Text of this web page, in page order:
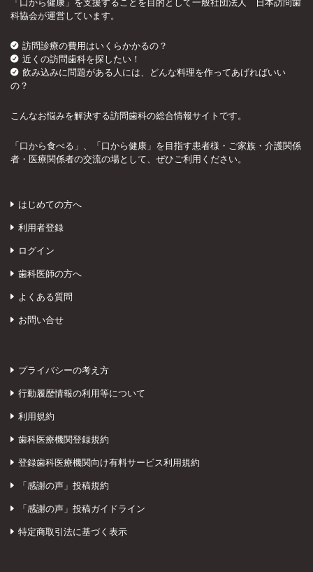
科協会が運営しています。
訪問診療の費用はいくらかかるの？
近くの訪問歯科を探したい！
飲み込みに問題がある人には、どんな料理を作ってあげればいい
の？
こんなお悩みを解決する訪問歯科の総合情報サイトです。
「口から食べる」、「口から健康」を目指す患者様・ご家族・介護関係
者・医療関係者の交流の場として、ぜひご利用ください。
はじめての方へ
利用者登録
ログイン
歯科医師の方へ
よくある質問
お問い合せ
プライバシーの考え方
行動履歴情報の利用等について
利用規約
歯科医療機関登録規約
登録歯科医療機関向け有料サービス利用規約
「感謝の声」投稿規約
「感謝の声」投稿ガイドライン
特定商取引法に基づく表示